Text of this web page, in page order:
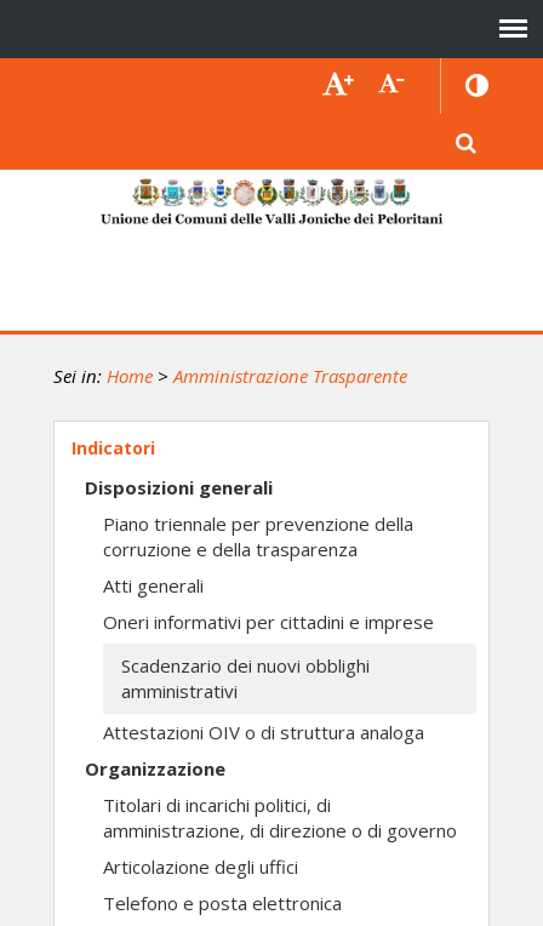
Sei in: Home >Amministrazione Trasparente
Indicatori
Disposizioni generali
Piano triennale per prevenzione della
corruzione e della trasparenza
Atti generali
Oneri informativi per cittadini e imprese
Scadenzario dei nuovi obblighi
amministrativi
Attestazioni OIV o di struttura analoga
Organizzazione
Titolari di incarichi politici, di
amministrazione, di direzione o di governo
Articolazione degli uffici
Telefono e posta elettronica